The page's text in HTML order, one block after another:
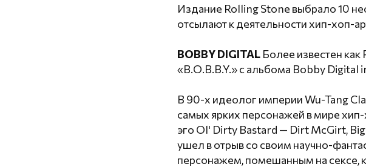
Издание Rolling Stone выбрало 10
отсылают к деятельности хип-хоп-
BOBBY DIGITAL Более известен
«B.O.B.B.Y.» с альбома Bobby Digital
В 90-х идеолог империи Wu-Tang
самых ярких персонажей в мире
эго Ol' Dirty Bastard — Dirt McGirt, Big
ушел в отрыв со своим научно-
персонажем, помешанным на сексе,